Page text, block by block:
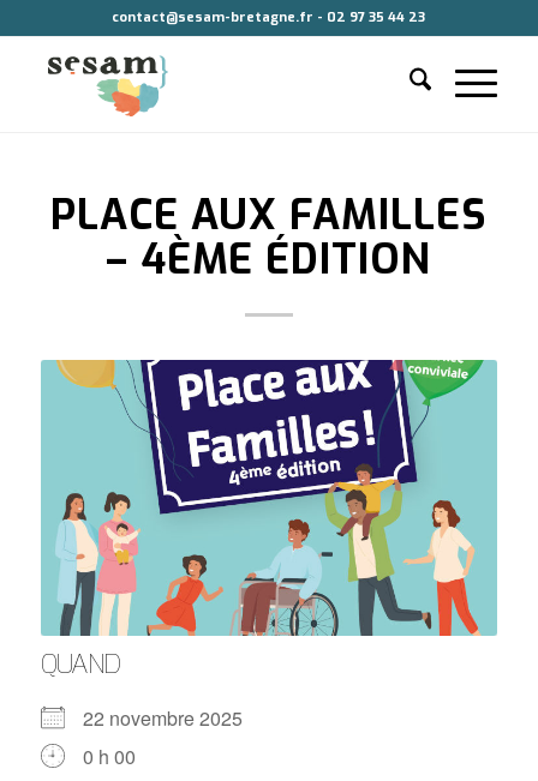
contact@sesam-bretagne.fr - 02 97 35 44 23
PLACE AUX FAMILLES
– 4ÈME ÉDITION
QUAND
22 novembre 2025
0 h 00